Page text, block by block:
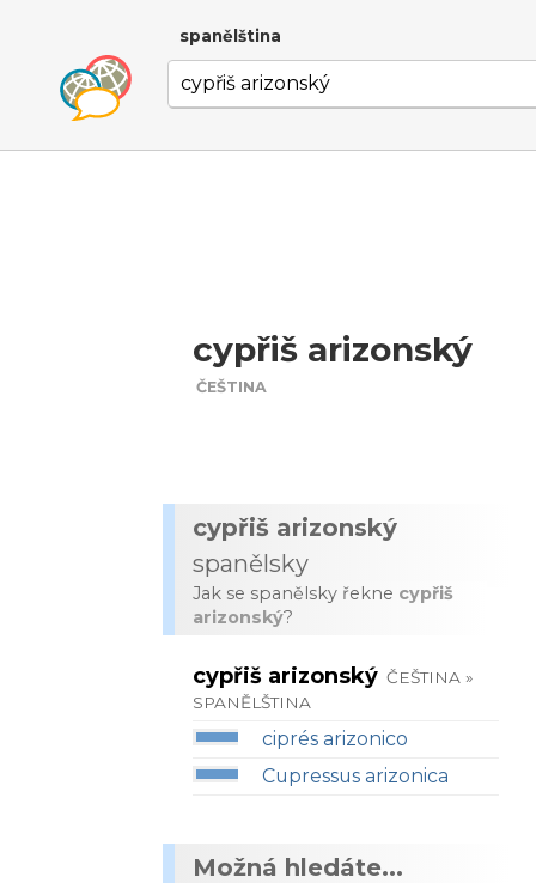
spanělština
cypřiš arizonský
ČEŠTINA
cypřiš arizonský
spanělsky
Jak se spanělsky řekne cypřiš
arizonský?
cypřiš arizonský ČEŠTINA »
SPANĚLŠTINA
ciprés arizonico
Cupressus arizonica
Možná hledáte...